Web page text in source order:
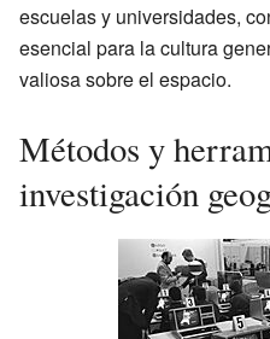
escuelas y universidades,
esencial para la cultura
valiosa sobre el espacio.
Métodos y
investigación